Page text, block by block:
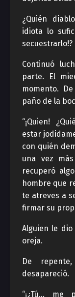
¿Quién
idiota lo
secuestrarlo!?
Continuó
parte. El
momento.
paño de la
“¡Quien!
estar
con quién
una vez
recuperó
hombre que
te atreves a
firmar su
Alguien le
oreja.
De
desapareció.
“¡¿Tú… me